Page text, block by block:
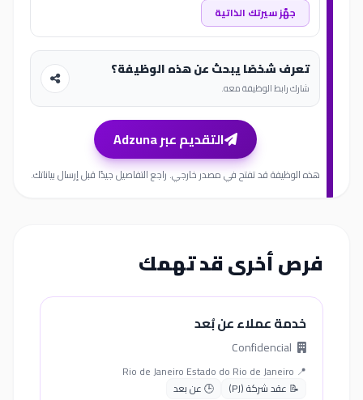
جهّز سيرتك الذاتية
تعرف شخصًا يبحث عن هذه الوظيفة؟
شارك رابط الوظيفة معه.
التقديم عبر Adzuna
هذه الوظيفة قد تفتح في مصدر خارجي. راجع التفاصيل جيدًا قبل إرسال بياناتك.
فرص أخرى قد تهمك
خدمة عملاء عن بُعد
📍 Rio de Janeiro Estado do Rio de Janeiro
📝 عقد شركة (PJ)
🕒 عن بعد